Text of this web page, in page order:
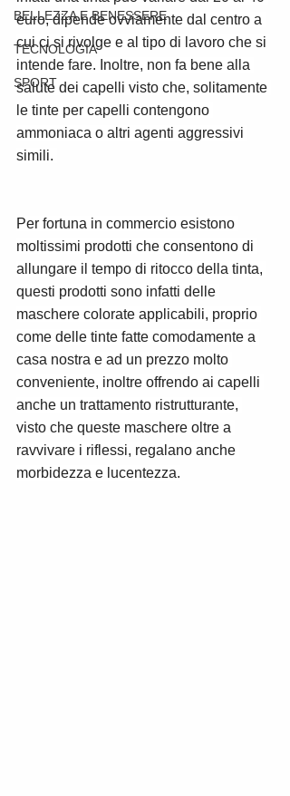
BELLEZZA E BENESSERE
TECNOLOGIA
SPORT
euro, dipende ovviamente dal centro a
cui ci si rivolge e al tipo di lavoro che si
intende fare. Inoltre, non fa bene alla
salute dei capelli visto che, solitamente
le tinte per capelli contengono
ammoniaca o altri agenti aggressivi
simili.
Per fortuna in commercio esistono
moltissimi prodotti che consentono di
allungare il tempo di ritocco della tinta,
questi prodotti sono infatti delle
maschere colorate applicabili, proprio
come delle tinte fatte comodamente a
casa nostra e ad un prezzo molto
conveniente, inoltre offrendo ai capelli
anche un trattamento ristrutturante,
visto che queste maschere oltre a
ravvivare i riflessi, regalano anche
morbidezza e lucentezza.